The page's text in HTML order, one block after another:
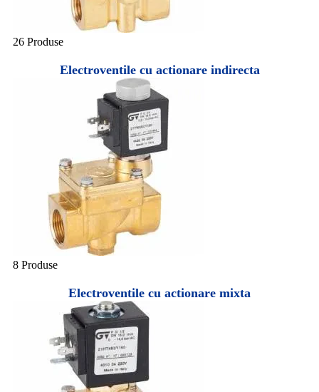
26 Produse
Electroventile cu actionare indirecta
8 Produse
Electroventile cu actionare mixta